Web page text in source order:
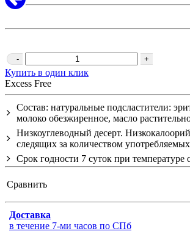
- +
Купить в один клик
Excess Free
Состав: натуральные подсластители:
молоко обезжиренное, масло
Низкоуглеводный десерт.
следящих за количеством
Срок годности 7 суток при
Сравнить
Доставка
в течение 7-ми часов по СПб